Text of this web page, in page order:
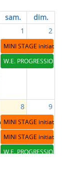
sam.
dim.
1
MINI STAGE initiation -
W.E. PROGRESSION -
2
disponible
8
MINI STAGE initiation -
MINI STAGE initiation -
W.E. PROGRESSION -
9